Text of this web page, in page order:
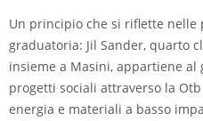
Un principio che si riflette nelle
graduatoria: Jil Sander, quarto
insieme a Masini, appartiene
progetti sociali attraverso la
energia e materiali a basso